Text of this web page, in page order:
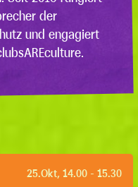
der
und engagiert
25.Okt, 14.00 - 15.30